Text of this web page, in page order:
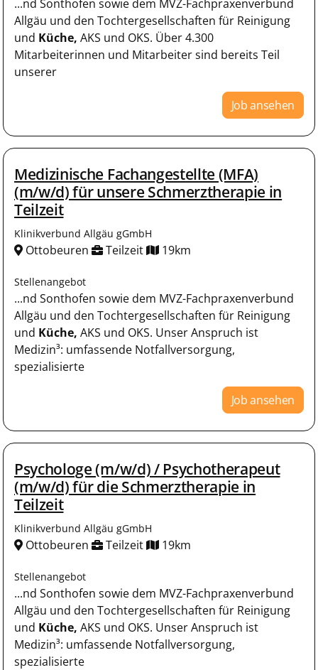
...nd Sonthofen sowie dem MVZ-Fachpraxenverbund
Allgäu und den Tochtergesellschaften für Reinigung
und Küche, AKS und OKS. Über 4.300
Mitarbeiterinnen und Mitarbeiter sind bereits Teil
unserer
Job ansehen
Medizinische Fachangestellte (MFA)
(m/w/d) für unsere Schmerztherapie in
Teilzeit
Klinikverbund Allgäu gGmbH
Ottobeuren Teilzeit 19km
Stellenangebot
...nd Sonthofen sowie dem MVZ-Fachpraxenverbund
Allgäu und den Tochtergesellschaften für Reinigung
und Küche, AKS und OKS. Unser Anspruch ist
Medizin³: umfassende Notfallversorgung,
spezialisierte
Job ansehen
Psychologe (m/w/d) / Psychotherapeut
(m/w/d) für die Schmerztherapie in
Teilzeit
Klinikverbund Allgäu gGmbH
Ottobeuren Teilzeit 19km
Stellenangebot
...nd Sonthofen sowie dem MVZ-Fachpraxenverbund
Allgäu und den Tochtergesellschaften für Reinigung
und Küche, AKS und OKS. Unser Anspruch ist
Medizin³: umfassende Notfallversorgung,
spezialisierte